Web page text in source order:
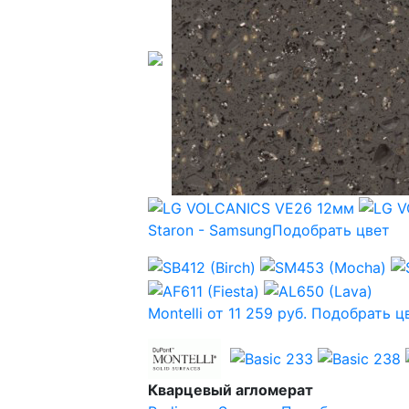
Staron - SamsungПодобрать цвет
Montelli от 11 259 руб. Подобрать
Кварцевый агломерат